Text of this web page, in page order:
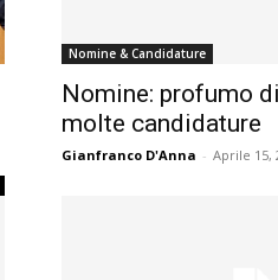
Nomine & Candidature
Nomine: profumo
molte candidature
Gianfranco D'Anna - Aprile 15,